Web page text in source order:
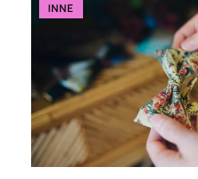
INNE